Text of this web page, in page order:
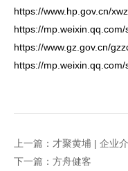
https://www.hp.gov.cn/
https://
https://www.gz.gov.cn/
https://
上一篇：才聚黄埔 | 企业
下一篇：方舟健客